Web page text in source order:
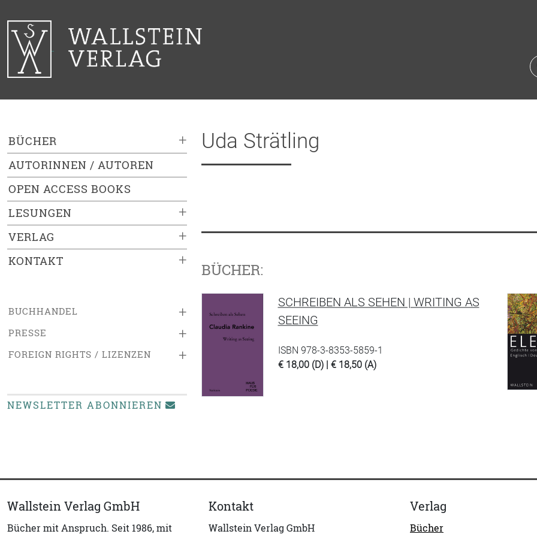
+
BÜCHER
AUTORINNEN / AUTOREN
OPEN ACCESS BOOKS
+
LESUNGEN
+
VERLAG
+
KONTAKT
+
BUCHHANDEL
+
PRESSE
+
FOREIGN RIGHTS / LIZENZEN
NEWSLETTER ABONNIEREN
Uda Strätling
BÜCHER:
SCHREIBEN ALS SEHEN | WRITING AS
SEEING
ISBN 978-3-8353-5859-1
€ 18,00 (D) | € 18,50 (A)
Wallstein Verlag GmbH
Bücher mit Anspruch. Seit 1986, mit
Kontakt
Wallstein Verlag GmbH
Verlag
Bücher